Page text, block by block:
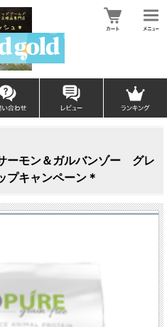
モン＆ガルバンゾー グレ
キャンペーン＊